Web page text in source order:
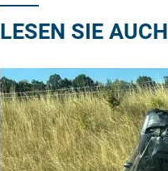
LESEN SIE AUCH